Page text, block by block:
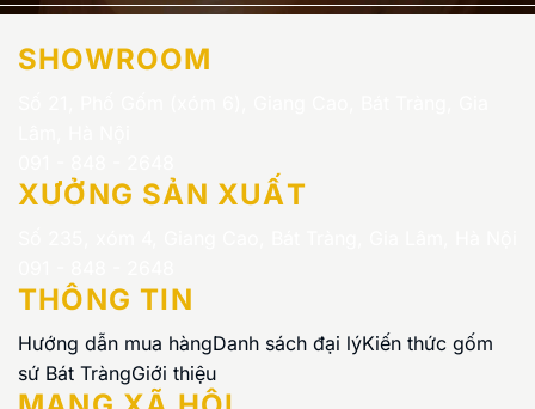
SHOWROOM
XƯỞNG SẢN XUẤT
THÔNG TIN
Hướng dẫn mua hàngDanh sách đại lýKiến thức gốm
sứ Bát TràngGiới thiệu